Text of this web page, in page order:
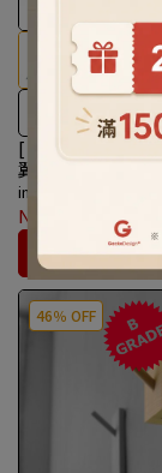
榮獲國際十
[ 福利品 ]
翼蘸水筆｜手工
invalid
NT$650 NT$1,300
カートに
46％ OFF